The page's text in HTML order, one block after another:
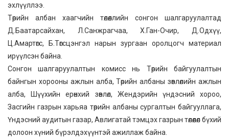
эхлүүллээ.
Төрийн албан хаагчийн төлөөллийн сонгон шалгаруулалтад
Д.Баатарсайхан, Л.Санжрагчаа, Х.Ган-Очир, Д.Одхүү,
Ц.Амартөгс, Б.Төгсцэнгэл нарын зургаан оролцогч материал
ирүүлсэн байна.
Сонгон шалгаруулалтын комисс нь Төрийн байгуулалтын
байнгын хорооны ажлын алба, Төрийн албаны зөвлөлийн ажлын
алба, Шүүхийн ерөнхий зөвлөл, Жендэрийн үндэсний хороо,
Засгийн газрын харьяа төрийн албаны сургалтын байгууллага,
Үндэсний аудитын газар, Авлигатай тэмцэх газрын төлөөлөл бүхий
долоон хүний бүрэлдэхүүнтэй ажиллаж байна.